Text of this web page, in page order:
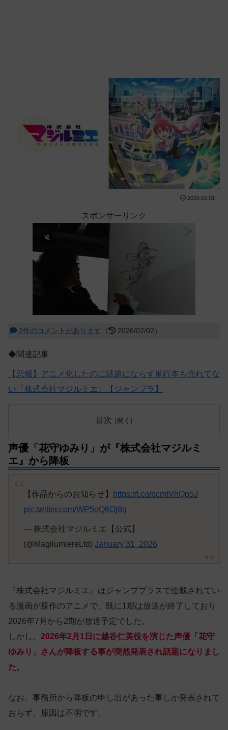
2026.02.01
スポンサーリンク
3件のコメントがあります （ 2026/02/02）
◆関連記事
【悲報】アニメ化したのに話題にならず単行本も売れてな
い『株式会社マジルミエ』【ジャンプラ】
目次
声優「花守ゆみり」が『株式会社マジルミ
エ』から降板
【作品からのお知らせ】
https://t.co/bcmtVhQp5J
pic.twitter.com/WP5oQ6Oj8q
— 株式会社マジルミエ【公式】
(@MagilumiereLtd) January 31, 2026
『株式会社マジルミエ』はジャンププラスで連載されてい
る漫画が原作のアニメで、既に1期は放送が終了しており
2026年7月から2期が放送予定でした。
しかし、 2026年2月1日に越谷仁美役を演じた声優「花守
ゆみり」さんが降板する事が突然発表され話題になりまし
た。
なお、事務所から降板の申し出があった事しか発表されて
おらず、原因は不明です。